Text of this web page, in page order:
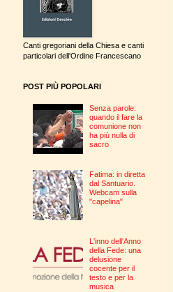
Canti gregoriani della Chiesa e canti
particolari dell'Ordine Francescano
POST PIÙ POPOLARI
Senza parole:
quando il fare la
comunione non
ha più nulla di
sacro
Fatima: in diretta
dal Santuario.
Webcam sulla
"capelina"
L'inno dell'Anno
della Fede: una
delusione
cocente per il
testo e per la
musica